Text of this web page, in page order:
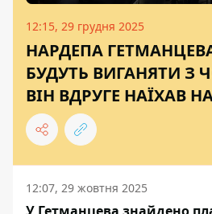
12:15, 29 грудня 2025
НАРДЕПА
БУДУТЬ ВИГАНЯТИ З
ВІН ВДРУГЕ НАЇХАВ
12:07, 29 жовтня 2025